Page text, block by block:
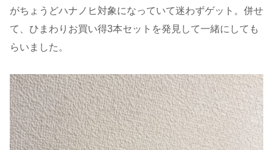
がちょうどハナノヒ対象になっていて迷わずゲット。併せ
て、ひまわりお買い得3本セットを発見して一緒にしても
らいました。